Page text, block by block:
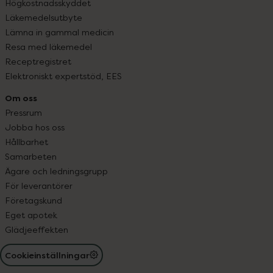
Högkostnadsskyddet
Läkemedelsutbyte
Lämna in gammal medicin
Resa med läkemedel
Receptregistret
Elektroniskt expertstöd, EES
Om oss
Pressrum
Jobba hos oss
Hållbarhet
Samarbeten
Ägare och ledningsgrupp
För leverantörer
Företagskund
Eget apotek
Glädjeeffekten
Cookieinställningar